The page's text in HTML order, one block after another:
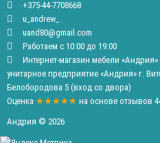
+375-44-7708668
u_andrew_
uand80@gmail.com
Работаем с 10:00 до 19:00
Интернет-магазин мебели
унитарное предприятие «Андрия» г.
Белобородова 5 (вход со двора)
Оценка ★★★★★ на основе отзывов
Андрия © 2026